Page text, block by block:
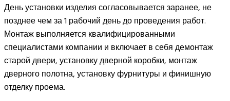
День установки изделия согласовывается заранее, не
позднее чем за 1 рабочий день до проведения работ.
Монтаж выполняется квалифицированными
специалистами компании и включает в себя демонтаж
старой двери, установку дверной коробки, монтаж
дверного полотна, установку фурнитуры и финишную
отделку проема.